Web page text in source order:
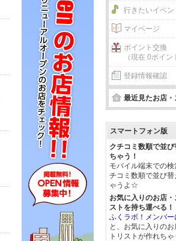
行きたいイベン
マイページ
ポイント交換
（現在 0ポイン
登録情報確認
最近見たお店・
スマートフォン版
クチコミ数順で並び
ちゃう！
モバイル端末での検
チコミ数順で並び替
ゃうよ☆
お気に入りのお店・
ストを持ち運べる！
ふくラボ！メンバー
と、お気に入りのお
トリストが作れちゃ